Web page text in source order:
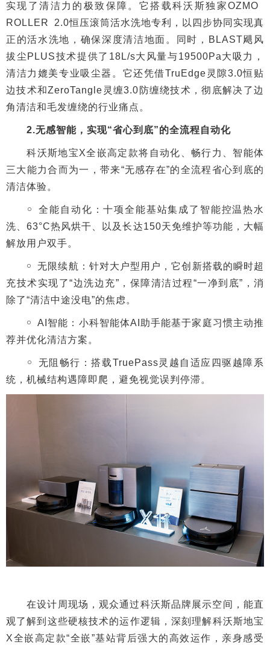
实现了清洁力的极致保障。它搭载科沃斯独家OZMO
ROLLER 2.0恒压滚筒活水洗地专利，以四步协同实现真
正的活水洗地，确保深度清洁地面。同时，BLAST飓风
拔尘PLUS技术提供了18L/s大风量与19500Pa大吸力，
清洁力媲美专业吸尘器。它还凭借TruEdge灵隙3.0恒贴
边技术和ZeroTangle灵缠3.0防缠绕技术，彻底解决了边
角清洁和毛发缠绕的行业痛点。
2.无感智能，实现“省心到底”的全流程自动化
科沃斯地宝X全嵌高定款将自动化、畅行力、智能体
三大能力合而为一，带来“无感存在”的全流程省心到底的
清洁体验。
￮ 全能自动化：十项全能基站集成了智能控温热水
洗、63°C热风烘干、以及长达150天免维护等功能，大幅
解放用户双手。
￮ 无限续航：针对大户型用户，它创新搭载的瞬时超
充技术实现了“边洗边充”，保障清洁过程“一净到底”，消
除了“清洁中途没电”的焦虑。
￮ AI智能：小科智能体AI助手能基于家庭习惯主动推
荐并优化清洁方案。
￮ 无阻畅行：搭载TruePass灵越自适应四驱越障系
统，机械结构遇障即爬，避免视觉误判停滞。
在设计周现场，观众通过科沃斯品牌展示空间，能直
观了解到这些硬核技术的运作逻辑，深刻理解科沃斯地宝
X全嵌高定款“全嵌”基站背后强大的高效运作，亲身感受